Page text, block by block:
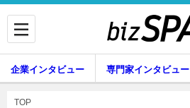
企業インタビュー 専門家インタビュー
暮らし
TOP